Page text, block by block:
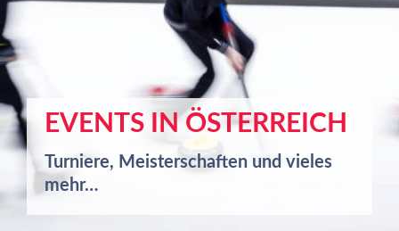
EVENTS IN ÖSTERREICH
Turniere, Meisterschaften und vieles
mehr…